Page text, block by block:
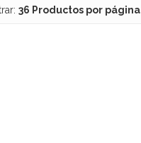
36 Productos por página